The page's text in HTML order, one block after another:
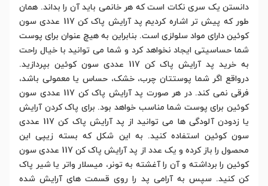
دانستن یک سری نکات است که هر خانمی باید آن را بداند. همان
طور که پیش تر اشاره کردیم پد آرایش پاک کن 117 عددی سون
کوئین دارای مواد سلولزی است. بنابراین به هیچ عنوان برای پوست
شما حساسیتی ایجاد نخواهد کرد و شما می توانید با خیال راحت
به خرید پد آرایش پاک کن 117 عددی سون کوئین بپردازید.
درواقع اگر شما پوستتان چرب، خشک، حساس یا معمولی باشد،
فرقی نمی کند. در هر صورت پد آرایش پاک کن 117 عددی سون
کوئین برای پوست شما مناسب خواهد بود. برای پاک کردن آرایش
یا زدودن آلودگی ها می توانید از پد آرایش پاک کن 117 عددی
سون کوئین استفاده کنید. به این شکل که بسته زیپی این
محصول را باز کرده و یک عدد از پد آرایش پاک کن 117 عددی سون
کوئین را برداشته و آن را آغشته به تونر، میسلار واتر یا شیر پاک
کن کنید. سپس به آرامی پد را روی قسمت های آرایش شده